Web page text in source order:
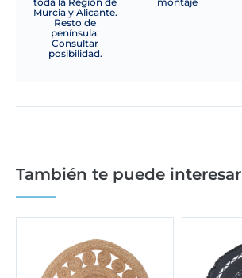
Murcia y Alicante.
Resto de
península:
Consultar
posibilidad.
También te puede interesar